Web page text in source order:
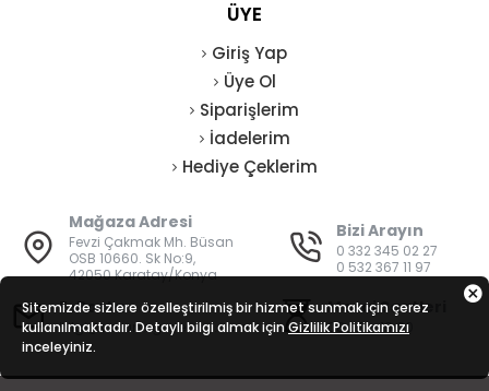
ÜYE
Giriş Yap
Üye Ol
Siparişlerim
İadelerim
Hediye Çeklerim
Mağaza Adresi
Fevzi Çakmak Mh. Büsan
OSB 10660. Sk No:9,
42050 Karatay/Konya
Bizi Arayın
0 332 345 02 27
0 532 367 11 97
E-Posta
bilgi@vatanisguvenligi.com
Mesai Saatleri
08:00 - 19:00
Sitemizde sizlere özelleştirilmiş bir hizmet sunmak için çerez
kullanılmaktadır. Detaylı bilgi almak için Gizlilik Politikamızı
inceleyiniz.